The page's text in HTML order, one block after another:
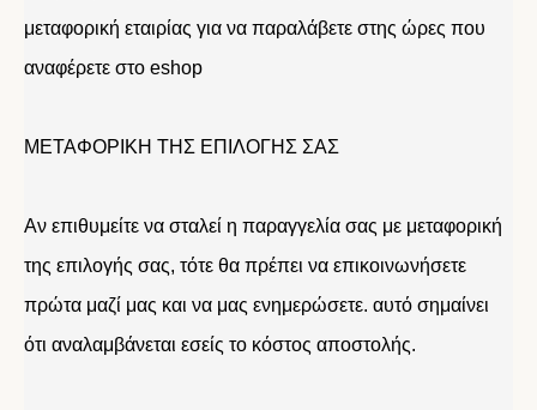
μεταφορική εταιρίας για να παραλάβετε στης ώρες που
αναφέρετε στο eshop
ΜΕΤΑΦΟΡΙΚΗ ΤΗΣ ΕΠΙΛΟΓΗΣ ΣΑΣ
Αν επιθυμείτε να σταλεί η παραγγελία σας με μεταφορική
της επιλογής σας, τότε θα πρέπει να επικοινωνήσετε
πρώτα μαζί μας και να μας ενημερώσετε. αυτό σημαίνει
ότι αναλαμβάνεται εσείς το κόστος αποστολής.